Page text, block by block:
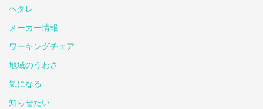
ヘタレ
メーカー情報
ワーキングチェア
地域のうわさ
気になる
知らせたい